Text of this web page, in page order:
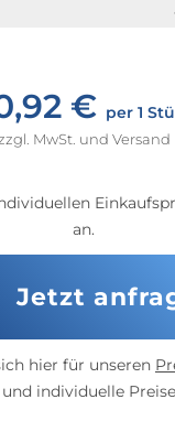
€ per 1
MwSt. und Versand
an.
Jetzt
hier für unseren
individuelle